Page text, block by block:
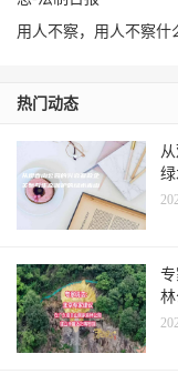
用人不察，用人不察什
热门动态